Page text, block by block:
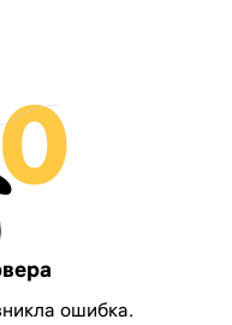
ошибка.